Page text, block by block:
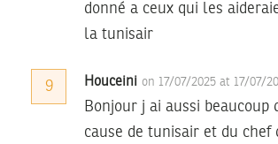
donné a ceux qui les
la tunisair
9 Houceini on 17/07/2025 at 17/07/
Bonjour j ai aussi beaucoup
cause de tunisair et du chef